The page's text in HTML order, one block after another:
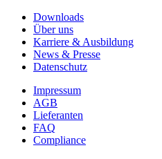
Downloads
Über uns
Karriere & Ausbildung
News & Presse
Datenschutz
Impressum
AGB
Lieferanten
FAQ
Compliance